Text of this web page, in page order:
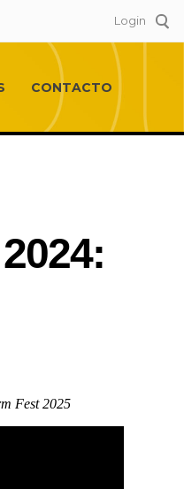
Login
CONTACTO
Fest 2025